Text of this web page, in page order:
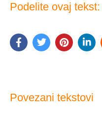
Podelite ovaj tekst:
Povezani tekstovi